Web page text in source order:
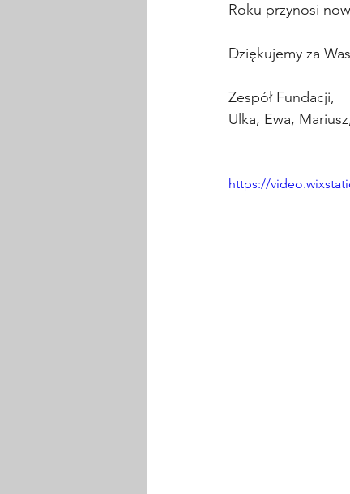
Roku przynosi
Dziękujemy za
Zespół Fundacji,
Ulka, Ewa,
https://